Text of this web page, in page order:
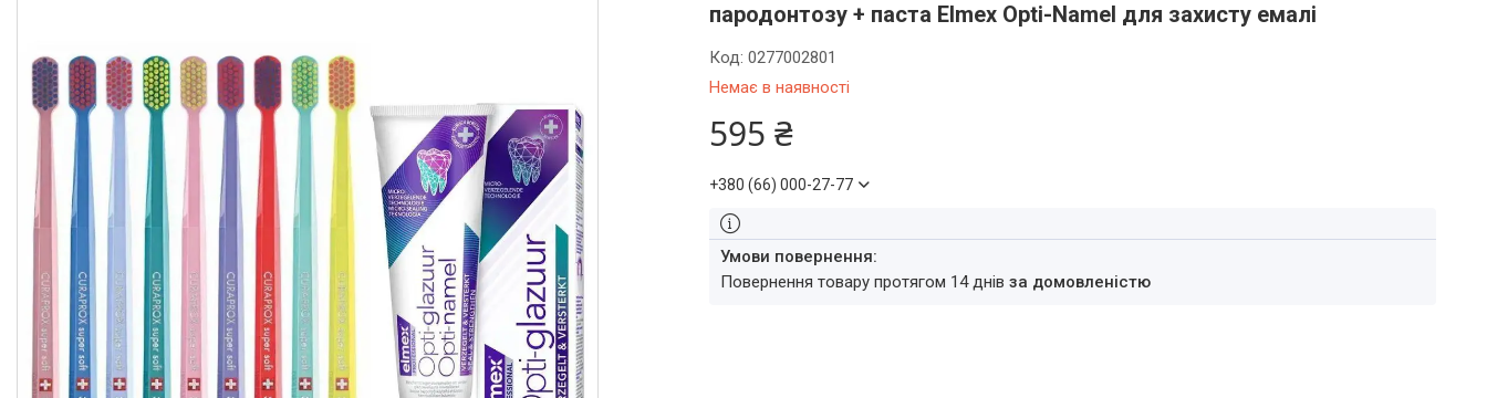
Аксесуари з натуральної шкіри
(пітон, крокодил)
Взуття
Екіпірування для полювання та
риболовлі
Засоби приглушення
радіосигналу
Товари з Польщі
Побутова хімія з Європи
Меблеві тканини
Аксесуари для мобільних
телефонів
Чай, кава
пародонтозу + паста Elmex Opti-Namel для захисту емалі
Немає в наявності
Код:0277002801
595 ₴
+380 (66) 000-27-77
повернення товару протягом 14 днівза домовленістю